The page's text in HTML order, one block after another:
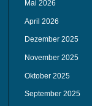
Mai 2026
April 2026
Dezember 2025
November 2025
Oktober 2025
September 2025